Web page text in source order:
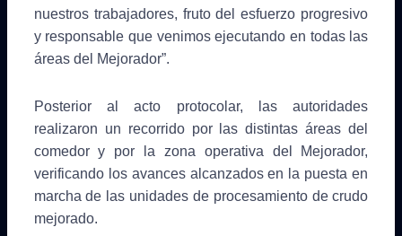
nuestros trabajadores, fruto del esfuerzo progresivo
y responsable que venimos ejecutando en todas las
áreas del Mejorador”.
Posterior al acto protocolar, las autoridades
realizaron un recorrido por las distintas áreas del
comedor y por la zona operativa del Mejorador,
verificando los avances alcanzados en la puesta en
marcha de las unidades de procesamiento de crudo
mejorado.